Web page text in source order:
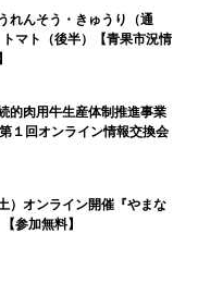
れんそう・きゅうり（通
マト（後半）【青果市況情
肉用牛生産体制推進事業
１回オンライン情報交換会
）オンライン開催『やまな
参加無料】